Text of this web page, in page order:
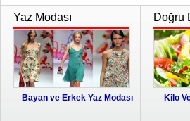
Yaz Modası
Bayan ve Erkek Yaz Modası
Doğru
Kilo